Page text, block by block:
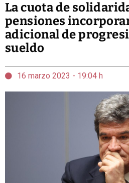
La cuota de
pensiones
adicional de
sueldo
16 marzo 2023 - 19:04 h